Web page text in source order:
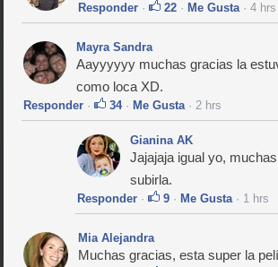
Responder · 22 · Me Gusta· 4 hrs
Mayra Sandra
Aayyyyyy muchas gracias la
como loca XD.
Responder · 34· Me Gusta· 2 hrs
Gianina AK
Jajajaja igual yo,
subirla.
Responder · 9 · Me Gusta· 1 hrs
Mia Alejandra
Muchas gracias, esta super la